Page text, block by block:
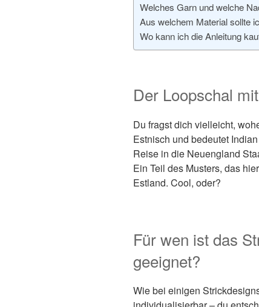
Welches Garn und welche
Aus welchem Material sollte
Wo kann ich die Anleitung
Der Loopschal
Du fragst dich vielleicht,
Estnisch und bedeutet
Reise in die Neuengland
Ein Teil des Musters, das
Estland. Cool, oder?
Für wen ist das
geeignet?
Wie bei einigen